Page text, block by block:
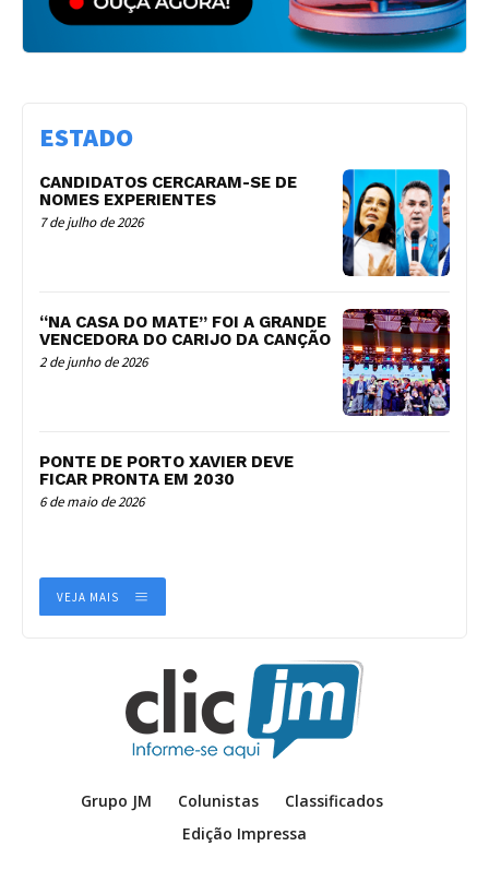
ESTADO
CANDIDATOS CERCARAM-SE DE
NOMES EXPERIENTES
7 de julho de 2026
“NA CASA DO MATE” FOI A GRANDE
VENCEDORA DO CARIJO DA CANÇÃO
2 de junho de 2026
PONTE DE PORTO XAVIER DEVE
FICAR PRONTA EM 2030
6 de maio de 2026
VEJA MAIS
Grupo JM Colunistas
Classificados
Edição Impressa